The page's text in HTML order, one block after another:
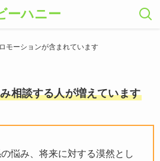
ーハニー
モーションが含まれています
相談する人が増えています
悩み、将来に対する漠然とし